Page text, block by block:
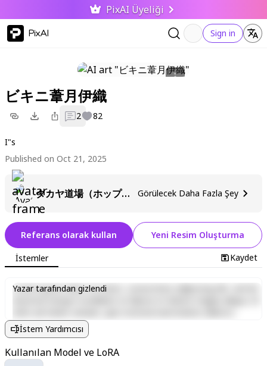
PixAI Üyeliği
PixAI Sign in
ビキニ葦月伊織
2 82
I"s
Published on Oct 21, 2025
タカヤ道場（ホップ・ステップ・体落し） Görülecek Daha Fazla Şey
Referans olarak kullan Yeni Resim Oluşturma
İstemler Kaydet
Lorem ipsum dolor sit amet, consectetur adipiscing elit, sed do
laboris nisi ut aliquip ex ea commodo consequat. Duis aute irure
dolor in reprehenderit in voluptate velit esse cillum dolore eu
fugiat nulla pariatur. Excepteur sint occaecat cupidatat non
proident, sunt in culpa qui officia deserunt mollit anim id est
Yazar tarafından gizlendi
İstem Yardımcısı
Kullanılan Model ve LoRA